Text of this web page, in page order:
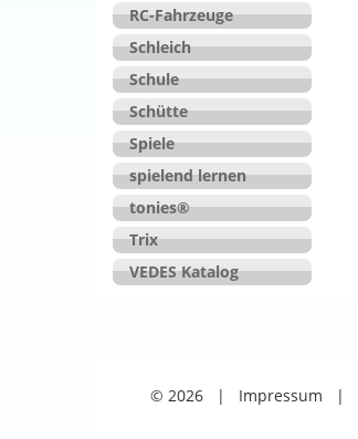
RC-Fahrzeuge
Schleich
Schule
Schütte
Spiele
spielend lernen
tonies®
Trix
VEDES Katalog
© 2026 | Impressum |